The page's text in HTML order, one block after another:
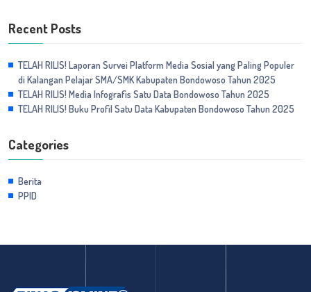
Recent Posts
TELAH RILIS! Laporan Survei Platform Media Sosial yang Paling Populer
di Kalangan Pelajar SMA/SMK Kabupaten Bondowoso Tahun 2025
TELAH RILIS! Media Infografis Satu Data Bondowoso Tahun 2025
TELAH RILIS! Buku Profil Satu Data Kabupaten Bondowoso Tahun 2025
Categories
Berita
PPID